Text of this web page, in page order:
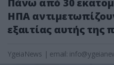
Πάνω από 30
ΗΠΑ
εξαιτίας αυτής της
YgeiaNews | email: